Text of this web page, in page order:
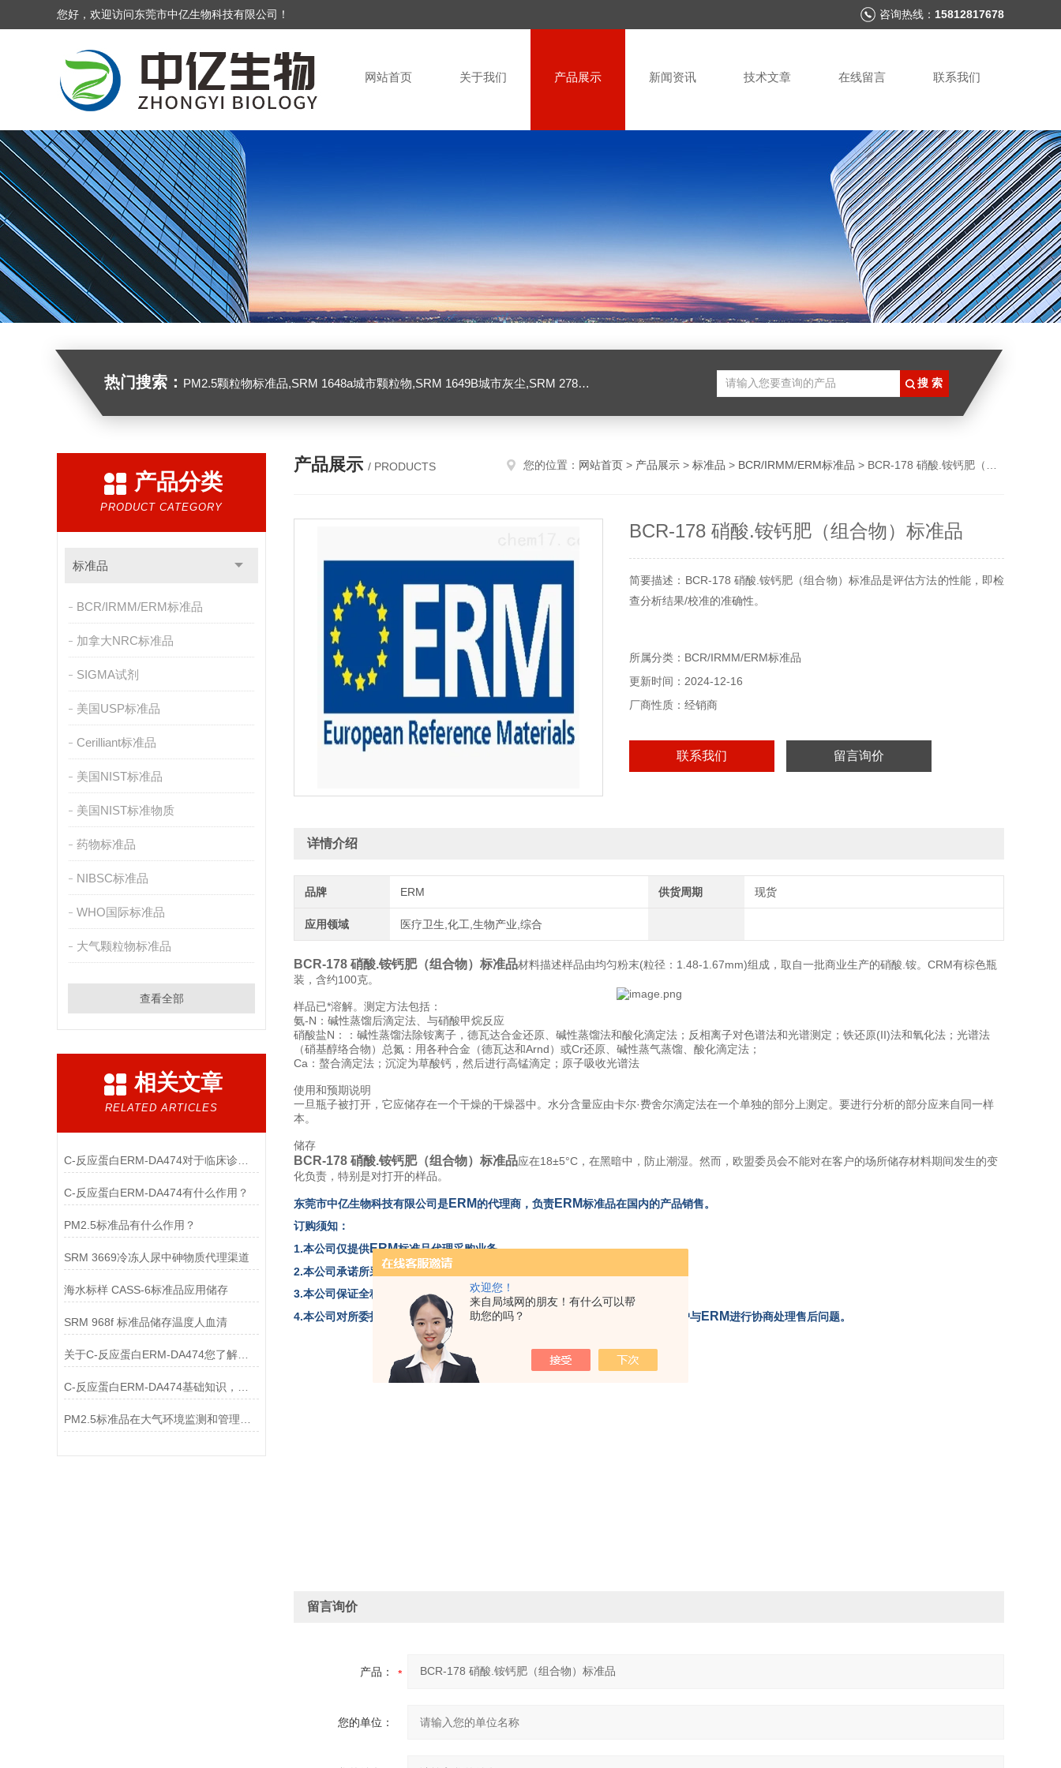
欢迎您！
来自局域网的朋友！有什么可以帮
助您的吗？
您好，欢迎访问东莞市中亿生物科技有限公司！ 咨询热线： 15812817678
网站首页 关于我们 产品展示 新闻资讯 技术文章 在线留言 联系我们
热门搜索： PM2.5颗粒物标准品,SRM 1648a城市颗粒物,SRM 1649B城市灰尘,SRM 2786大气颗粒物,美国NIST标准品
产品分类
PRODUCT CATEGORY
标准品
BCR/IRMM/ERM标准品
加拿大NRC标准品
SIGMA试剂
美国USP标准品
Cerilliant标准品
美国NIST标准品
美国NIST标准物质
药物标准品
NIBSC标准品
WHO国际标准品
大气颗粒物标准品
查看全部
相关文章
RELATED ARTICLES
C-反应蛋白ERM-DA474对于临床诊断至关重要
C-反应蛋白ERM-DA474有什么作用？
PM2.5标准品有什么作用？
SRM 3669冷冻人尿中砷物质代理渠道
海水标样 CASS-6标准品应用储存
SRM 968f 标准品储存温度人血清
关于C-反应蛋白ERM-DA474您了解多少？
产品展示 / PRODUCTS 您的位置： 网站首页 > 产品展示 > 标准品 > BCR/IRMM/ERM标准品 > BCR-178 硝酸.铵钙肥（组合物）标准品
BCR-178 硝酸.铵钙肥（组合物）标准品
简要描述：BCR-178 硝酸.铵钙肥（组合物）标准品是评估方法的性能，即检
查分析结果/校准的准确性。
所属分类：BCR/IRMM/ERM标准品
更新时间：2024-12-16
厂商性质：经销商
联系我们 留言询价
详情介绍
品牌 ERM 供货周期 现货
应用领域 医疗卫生,化工,生物产业,综合
BCR-178 硝酸.铵钙肥（组合物）标准品材料描述样品由均匀粉末(粒径：1.48-1.67mm)组成，取自一批商业生产的硝酸.铵。CRM有棕色瓶
装，含约100克。
样品已*溶解。测定方法包括：
氨-N：碱性蒸馏后滴定法、与硝酸甲烷反应
硝酸盐N：：碱性蒸馏法除铵离子，德瓦达合金还原、碱性蒸馏法和酸化滴定法；反相离子对色谱法和光谱测定；铁还原(II)法和氧化法；光谱法
（硝基醇络合物）总氮：用各种合金（德瓦达和Arnd）或Cr还原、碱性蒸气蒸馏、酸化滴定法；
Ca：螯合滴定法；沉淀为草酸钙，然后进行高锰滴定；原子吸收光谱法
使用和预期说明
一旦瓶子被打开，它应储存在一个干燥的干燥器中。水分含量应由卡尔·费舍尔滴定法在一个单独的部分上测定。要进行分析的部分应来自同一样
本。
储存
BCR-178 硝酸.铵钙肥（组合物）标准品应在18±5°C，在黑暗中，防止潮湿。然而，欧盟委员会不能对在客户的场所储存材料期间发生的变
化负责，特别是对打开的样品。
东莞市中亿生物科技有限公司是ERM的代理商，负责ERM标准品在国内的产品销售。
订购须知：
1.本公司仅提供ERM标准品代理采购业务。
2.本公司承诺所采购产品来自ERM
3.本公司保证全程采用要求的运输条件进行产品运输。
4.本公司对所委托进口产品品质不做任何担保，如遇质量问题，本公司可协助客户与ERM进行协商处理售后问题。
留言询价
产品：
您的单位：